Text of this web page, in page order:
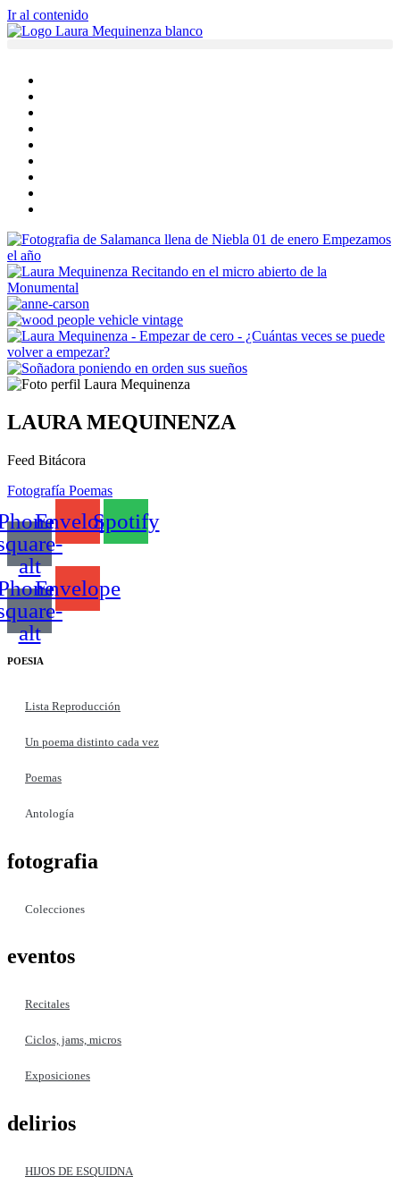
Ir al contenido
LAURA MEQUINENZA
Feed Bitácora
Fotografía Poemas
alt
EnvelopeSpotify
alt
Envelope
POESIA
Lista Reproducción
Un poema distinto cada vez
Poemas
Antología
fotografia
Colecciones
eventos
Recitales
Ciclos, jams, micros
Exposiciones
delirios
HIJOS DE ESQUIDNA